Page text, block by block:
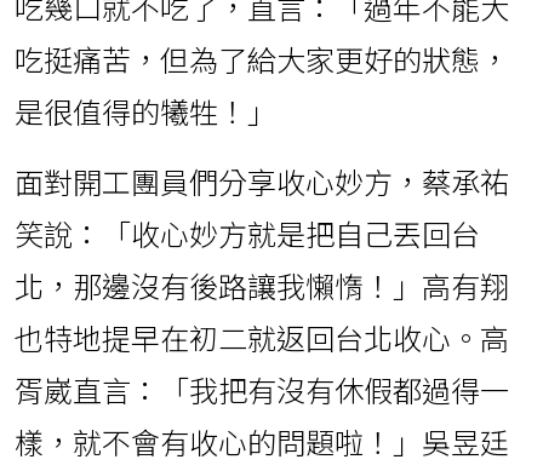
吃挺痛苦，但為了給大家更好的狀態，
是很值得的犧牲！」
面對開工團員們分享收心妙方，蔡承祐
笑說：「收心妙方就是把自己丟回台
北，那邊沒有後路讓我懶惰！」高有翔
也特地提早在初二就返回台北收心。高
胥崴直言：「我把有沒有休假都過得一
樣，就不會有收心的問題啦！」吳昱廷